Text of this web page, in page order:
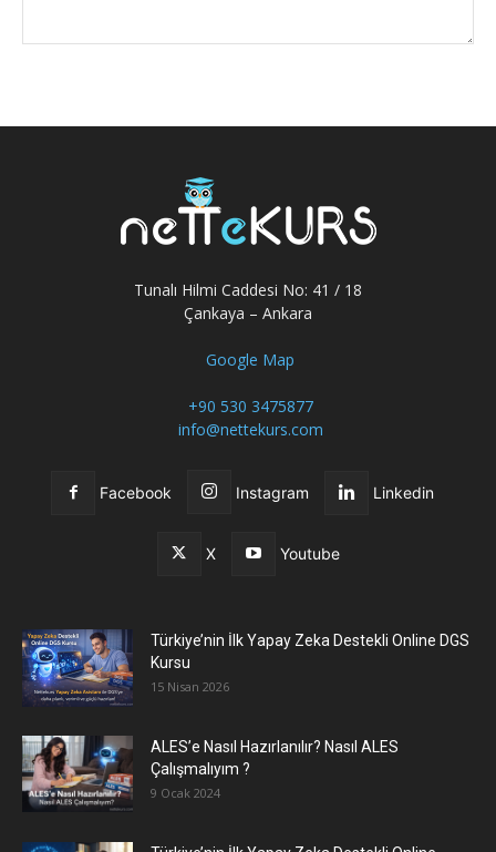
Tunalı Hilmi Caddesi No: 41 / 18
Çankaya – Ankara
Google Map
+90 530 3475877
info@nettekurs.com
Facebook Instagram Linkedin
X Youtube
Türkiye’nin İlk Yapay Zeka Destekli Online DGS
Kursu
15 Nisan 2026
ALES’e Nasıl Hazırlanılır? Nasıl ALES
Çalışmalıyım ?
9 Ocak 2024